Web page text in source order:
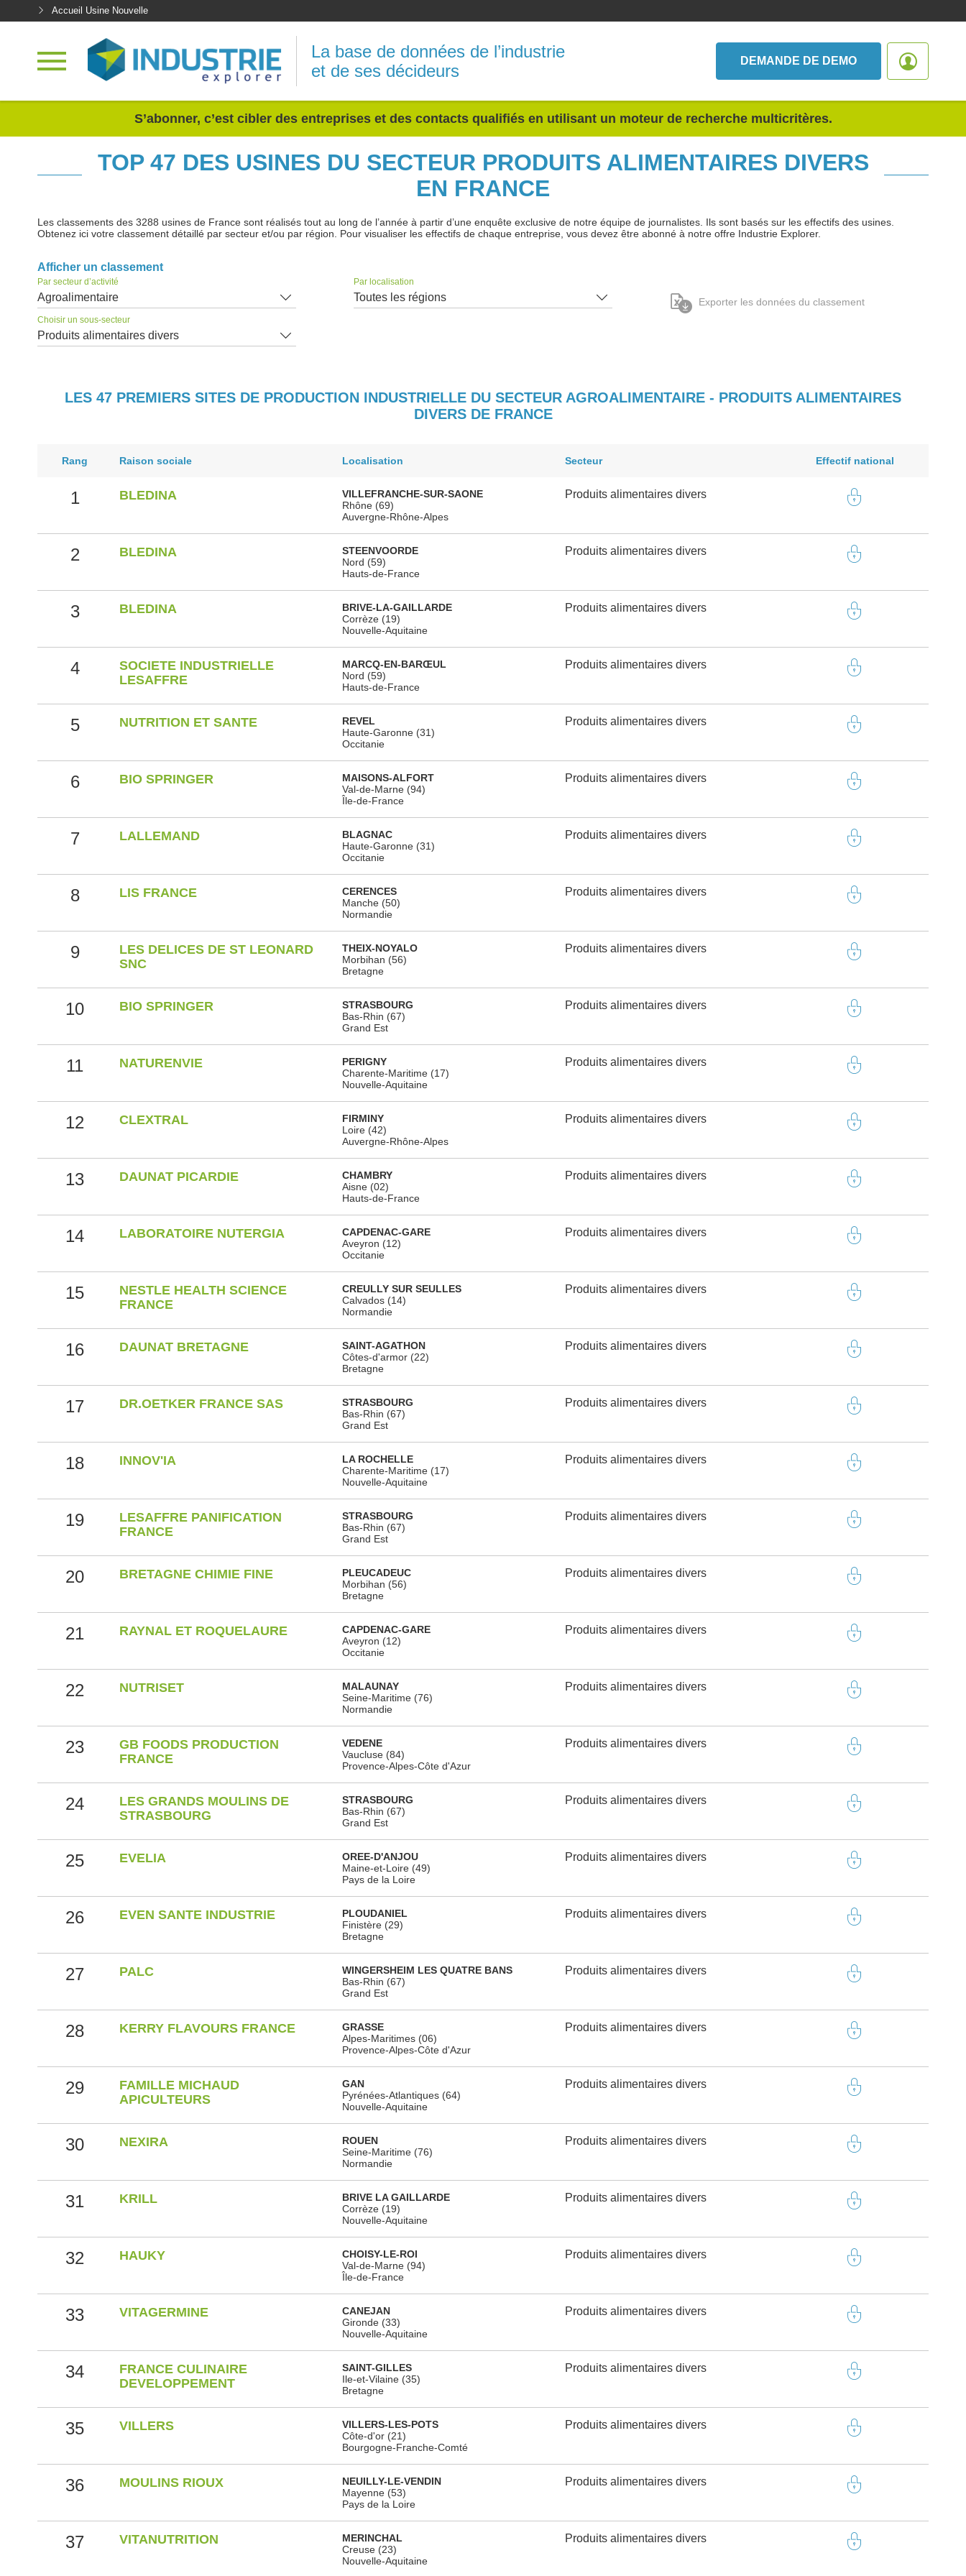
Accueil Usine Nouvelle
La base de données de l’industrie
et de ses décideurs
DEMANDE DE DEMO
S’abonner, c’est cibler des entreprises et des contacts qualifiés en utilisant un moteur de recherche multicritères.
TOP 47 DES USINES DU SECTEUR PRODUITS ALIMENTAIRES DIVERS
EN FRANCE
Les classements des 3288 usines de France sont réalisés tout au long de l’année à partir d’une enquête exclusive de notre équipe de journalistes. Ils sont basés sur les effectifs des usines.
Obtenez ici votre classement détaillé par secteur et/ou par région. Pour visualiser les effectifs de chaque entreprise, vous devez être abonné à notre offre Industrie Explorer.
Afficher un classement
Par secteur d’activité
Agroalimentaire
Choisir un sous-secteur
Produits alimentaires divers
Par localisation
Toutes les régions Exporter les données du classement
LES 47 PREMIERS SITES DE PRODUCTION INDUSTRIELLE DU SECTEUR AGROALIMENTAIRE - PRODUITS ALIMENTAIRES
DIVERS DE FRANCE
Rang Raison sociale Localisation Secteur Effectif national
1 BLEDINA
VILLEFRANCHE-SUR-SAONE
Rhône (69)
Auvergne-Rhône-Alpes
Produits alimentaires divers
2 BLEDINA
STEENVOORDE
Nord (59)
Hauts-de-France
Produits alimentaires divers
3 BLEDINA
BRIVE-LA-GAILLARDE
Corrèze (19)
Nouvelle-Aquitaine
Produits alimentaires divers
4
SOCIETE INDUSTRIELLE
LESAFFRE
MARCQ-EN-BARŒUL
Nord (59)
Hauts-de-France
Produits alimentaires divers
5 NUTRITION ET SANTE
REVEL
Haute-Garonne (31)
Occitanie
Produits alimentaires divers
6 BIO SPRINGER
MAISONS-ALFORT
Val-de-Marne (94)
Île-de-France
Produits alimentaires divers
7 LALLEMAND
BLAGNAC
Haute-Garonne (31)
Occitanie
Produits alimentaires divers
8 LIS FRANCE
CERENCES
Manche (50)
Normandie
Produits alimentaires divers
9
LES DELICES DE ST LEONARD
SNC
THEIX-NOYALO
Morbihan (56)
Bretagne
Produits alimentaires divers
10 BIO SPRINGER
STRASBOURG
Bas-Rhin (67)
Grand Est
Produits alimentaires divers
11 NATURENVIE
PERIGNY
Charente-Maritime (17)
Nouvelle-Aquitaine
Produits alimentaires divers
12 CLEXTRAL
FIRMINY
Loire (42)
Auvergne-Rhône-Alpes
Produits alimentaires divers
13 DAUNAT PICARDIE
CHAMBRY
Aisne (02)
Hauts-de-France
Produits alimentaires divers
14 LABORATOIRE NUTERGIA
CAPDENAC-GARE
Aveyron (12)
Occitanie
Produits alimentaires divers
15
NESTLE HEALTH SCIENCE
FRANCE
CREULLY SUR SEULLES
Calvados (14)
Normandie
Produits alimentaires divers
16 DAUNAT BRETAGNE
SAINT-AGATHON
Côtes-d'armor (22)
Bretagne
Produits alimentaires divers
17 DR.OETKER FRANCE SAS
STRASBOURG
Bas-Rhin (67)
Grand Est
Produits alimentaires divers
18 INNOV'IA
LA ROCHELLE
Charente-Maritime (17)
Nouvelle-Aquitaine
Produits alimentaires divers
19
LESAFFRE PANIFICATION
FRANCE
STRASBOURG
Bas-Rhin (67)
Grand Est
Produits alimentaires divers
20 BRETAGNE CHIMIE FINE
PLEUCADEUC
Morbihan (56)
Bretagne
Produits alimentaires divers
21 RAYNAL ET ROQUELAURE
CAPDENAC-GARE
Aveyron (12)
Occitanie
Produits alimentaires divers
22 NUTRISET
MALAUNAY
Seine-Maritime (76)
Normandie
Produits alimentaires divers
23
GB FOODS PRODUCTION
FRANCE
VEDENE
Vaucluse (84)
Provence-Alpes-Côte d'Azur
Produits alimentaires divers
24
LES GRANDS MOULINS DE
STRASBOURG
STRASBOURG
Bas-Rhin (67)
Grand Est
Produits alimentaires divers
25 EVELIA
OREE-D'ANJOU
Maine-et-Loire (49)
Pays de la Loire
Produits alimentaires divers
26 EVEN SANTE INDUSTRIE
PLOUDANIEL
Finistère (29)
Bretagne
Produits alimentaires divers
27 PALC
WINGERSHEIM LES QUATRE BANS
Bas-Rhin (67)
Grand Est
Produits alimentaires divers
28 KERRY FLAVOURS FRANCE
GRASSE
Alpes-Maritimes (06)
Provence-Alpes-Côte d'Azur
Produits alimentaires divers
29
FAMILLE MICHAUD
APICULTEURS
GAN
Pyrénées-Atlantiques (64)
Nouvelle-Aquitaine
Produits alimentaires divers
30 NEXIRA
ROUEN
Seine-Maritime (76)
Normandie
Produits alimentaires divers
31 KRILL
BRIVE LA GAILLARDE
Corrèze (19)
Nouvelle-Aquitaine
Produits alimentaires divers
32 HAUKY
CHOISY-LE-ROI
Val-de-Marne (94)
Île-de-France
Produits alimentaires divers
33 VITAGERMINE
CANEJAN
Gironde (33)
Nouvelle-Aquitaine
Produits alimentaires divers
34
FRANCE CULINAIRE
DEVELOPPEMENT
SAINT-GILLES
Ile-et-Vilaine (35)
Bretagne
Produits alimentaires divers
35 VILLERS
VILLERS-LES-POTS
Côte-d'or (21)
Bourgogne-Franche-Comté
Produits alimentaires divers
36 MOULINS RIOUX
NEUILLY-LE-VENDIN
Mayenne (53)
Pays de la Loire
Produits alimentaires divers
37 VITANUTRITION
MERINCHAL
Creuse (23)
Nouvelle-Aquitaine
Produits alimentaires divers